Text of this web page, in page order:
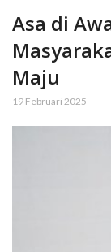
Asa di
Maju
19 Februari 2025